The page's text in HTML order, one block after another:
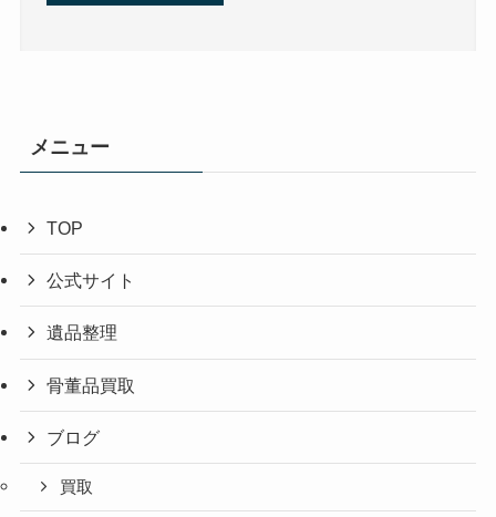
メニュー
TOP
公式サイト
遺品整理
骨董品買取
ブログ
買取